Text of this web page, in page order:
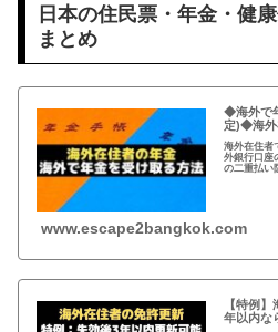
日本の住民票・年金・健
まとめ
◆海外で
定)◆海
海外在住者
外銀行口座
の二重払い
www.escape2bangkok.com
【特例
年以内な